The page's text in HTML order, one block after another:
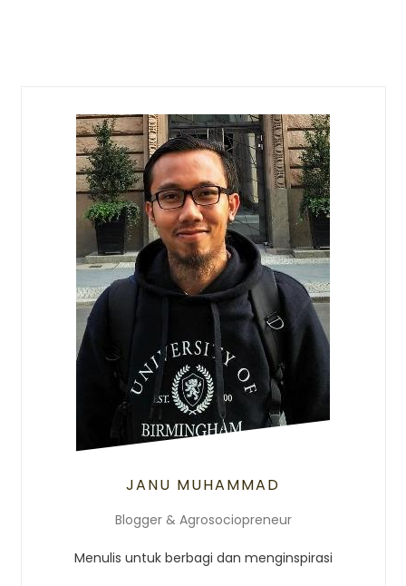
JANU MUHAMMAD
Blogger & Agrosociopreneur
Menulis untuk berbagi dan menginspirasi